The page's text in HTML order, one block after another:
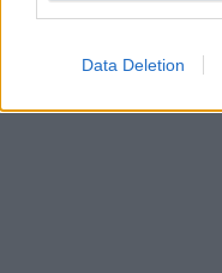
Data Deletion